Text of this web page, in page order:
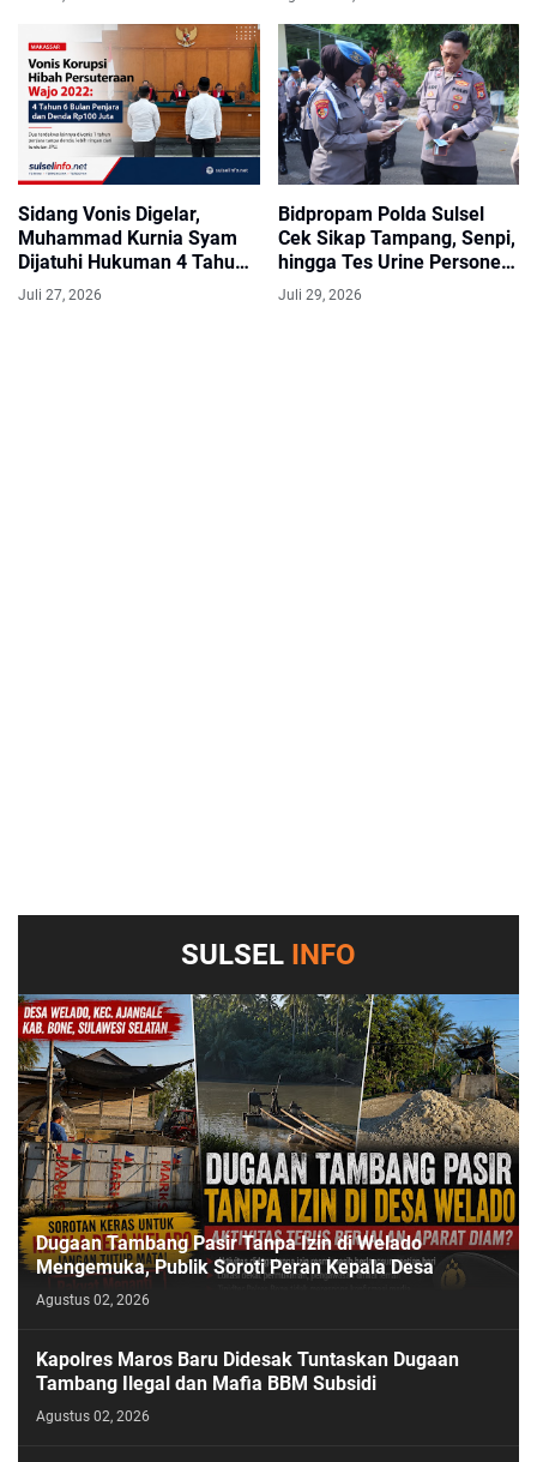
Sidang Vonis Digelar,
Muhammad Kurnia Syam
Dijatuhi Hukuman 4 Tahun
6 Bulan Penjara
Juli 27, 2026
Bidpropam Polda Sulsel
Cek Sikap Tampang, Senpi,
hingga Tes Urine Personel
Polres Wajo
Juli 29, 2026
SULSEL INFO
Dugaan Tambang Pasir Tanpa Izin di Welado
Mengemuka, Publik Soroti Peran Kepala Desa
Agustus 02, 2026
Kapolres Maros Baru Didesak Tuntaskan Dugaan
Tambang Ilegal dan Mafia BBM Subsidi
Agustus 02, 2026